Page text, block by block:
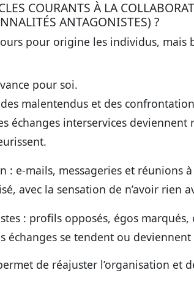
COURANTS À LA
ANTAGONISTES) ?
pour origine les individus, mais
pour soi.
malentendus et des
échanges interservices deviennent
: e-mails, messageries et réunions à
avec la sensation de n’avoir rien
: profils opposés, égos
échanges se tendent ou
de réajuster l’organisation et